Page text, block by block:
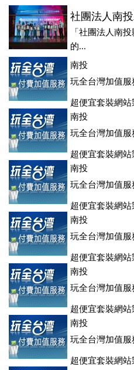
社團法人南
「社團法人南
的...
南投
玩全台灣加值服
超便宜套裝網站
登、訂房系統、客房委託旅行社
南投
玩全台灣加值服
超便宜套裝網站
登、訂房系統、客房委託旅行社
南投
玩全台灣加值服
超便宜套裝網站
登、訂房系統、客房委託旅行社
南投
玩全台灣加值服
超便宜套裝網站
登、訂房系統、客房委託旅行社
南投
玩全台灣加值服
超便宜套裝網站
登、訂房系統、客房委託旅行社
南投
玩全台灣加值服
超便宜套裝網站